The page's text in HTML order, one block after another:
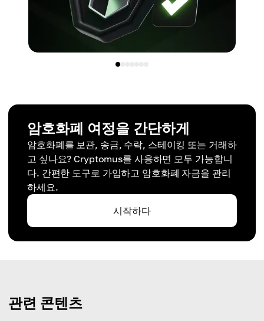
암호화폐 여정을 간단하게
암호화폐를 보관, 송금, 수락, 스테이킹 또는 거래하
고 싶나요? Cryptomus를 사용하면 모두 가능합니
다. 간편한 도구로 가입하고 암호화폐 자금을 관리
하세요.
시작하다
관련 콘텐츠